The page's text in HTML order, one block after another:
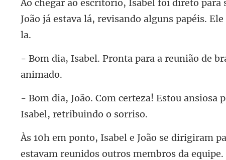
João já estava lá, revisan
ra a reunião de
u ansiosa
estavam reunidos outros membros da